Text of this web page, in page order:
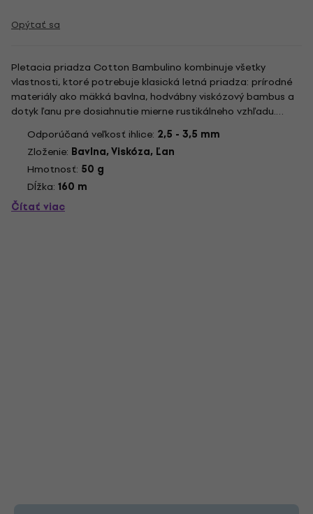
Opýtať sa
Pletacia priadza Cotton Bambulino kombinuje všetky
vlastnosti, ktoré potrebuje klasická letná priadza: prírodné
materiály ako mäkká bavlna, hodvábny viskózový bambus a
dotyk ľanu pre dosiahnutie mierne rustikálneho vzhľadu.
Tieto tri vlákna sa zmiešajú a spriadajú do priadze, čím
vzniká krásny a jednotný vzhľad výsledných pletením. Pri
práci s...
Odporúčaná veľkosť ihlice: 2,5 - 3,5 mm
Zloženie: Bavlna, Viskóza, Ľan
Hmotnosť: 50 g
Dĺžka: 160 m
Čítať viac